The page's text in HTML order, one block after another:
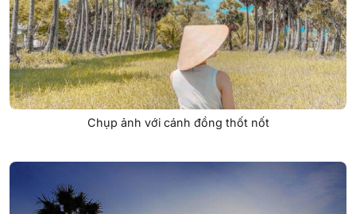
Chụp ảnh với cánh đồng thốt nốt